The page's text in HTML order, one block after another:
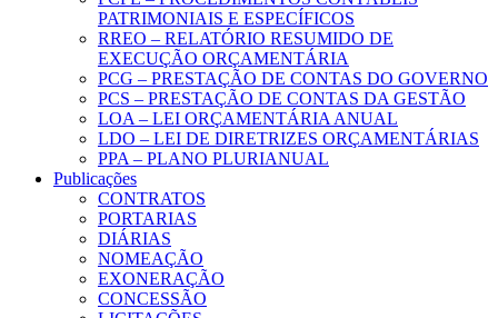
PATRIMONIAIS E ESPECÍFICOS
RREO – RELATÓRIO RESUMIDO DE
EXECUÇÃO ORÇAMENTÁRIA
PCG – PRESTAÇÃO DE CONTAS DO GOVERNO
PCS – PRESTAÇÃO DE CONTAS DA GESTÃO
LOA – LEI ORÇAMENTÁRIA ANUAL
LDO – LEI DE DIRETRIZES ORÇAMENTÁRIAS
PPA – PLANO PLURIANUAL
Publicações
CONTRATOS
PORTARIAS
DIÁRIAS
NOMEAÇÃO
EXONERAÇÃO
CONCESSÃO